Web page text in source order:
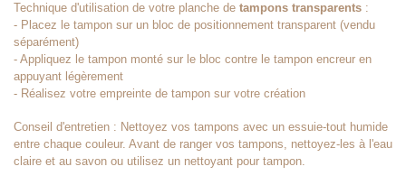
Technique d'utilisation de votre planche de tampons transparents :
- Placez le tampon sur un bloc de positionnement transparent (vendu
séparément)
- Appliquez le tampon monté sur le bloc contre le tampon encreur en
appuyant légèrement
- Réalisez votre empreinte de tampon sur votre création
Conseil d'entretien : Nettoyez vos tampons avec un essuie-tout humide
entre chaque couleur. Avant de ranger vos tampons, nettoyez-les à l'eau
claire et au savon ou utilisez un nettoyant pour tampon.